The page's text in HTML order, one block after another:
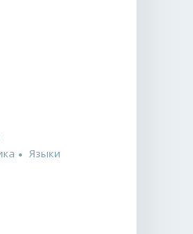
Языки